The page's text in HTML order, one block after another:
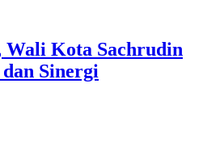
Wali Kota Sachrudin
Sinergi